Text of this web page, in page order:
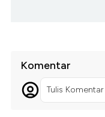
Komentar
Tulis Komentar